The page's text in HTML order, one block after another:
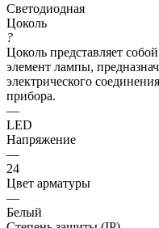
Светодиодная
Цоколь
?
Цоколь представляет
элемент лампы,
электрического
прибора.
—
LED
Напряжение
—
24
Цвет арматуры
—
Белый